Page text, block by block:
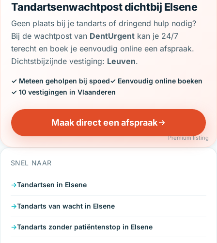
Tandartsenwachtpost dichtbij Elsene
Geen plaats bij je tandarts of dringend hulp nodig?
Bij de wachtpost van DentUrgent kan je 24/7
terecht en boek je eenvoudig online een afspraak.
Dichtstbijzijnde vestiging: Leuven.
✓ Meteen geholpen bij spoed✓ Eenvoudig online boeken
✓ 10 vestigingen in Vlaanderen
Maak direct een afspraak
Premium listing
SNEL NAAR
Tandartsen in Elsene
Tandarts van wacht in Elsene
Tandarts zonder patiëntenstop in Elsene